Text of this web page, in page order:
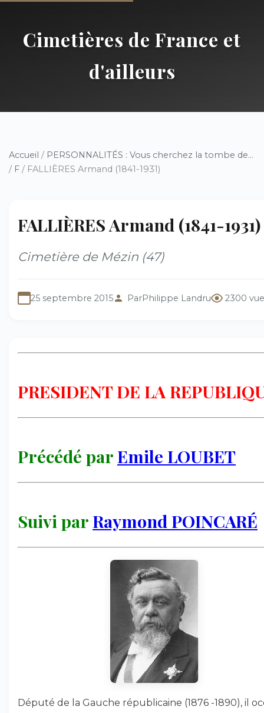
Cimetières de France et
d'ailleurs
Accueil / PERSONNALITÉS : Vous cherchez la tombe de...
/ F / FALLIÈRES Armand (1841-1931)
FALLIÈRES Armand (1841-1931)
Cimetière de Mézin (47)
25 septembre 2015 ParPhilippe Landru 2300
PRESIDENT DE LA
Précédé par Emile LOUBET
Suivi par Raymond POINCARÉ
Député de la Gauche républicaine (1876 -1890), il